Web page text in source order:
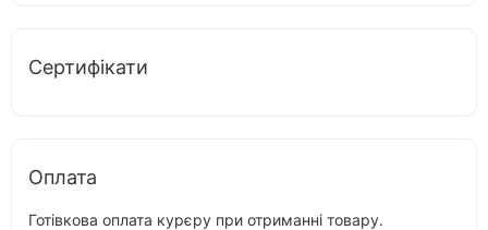
Сертифікати
Оплата
Готівкова оплата курєру при отриманні товару.